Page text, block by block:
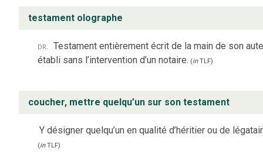
testament olographe
dr. Testament entièrement écrit de la main de son
établi sans l’intervention d’un notaire. (inTLF)
coucher, mettre quelqu’un sur son testament
Y désigner quelqu’un en qualité d’héritier ou de
(inTLF)